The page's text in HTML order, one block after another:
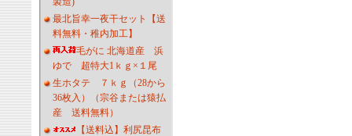
最北旨幸一夜干セット【送
料無料・稚内加工】
毛がに 北海道産 浜
ゆで 超特大1ｋｇ×１尾
生ホタテ ７ｋｇ（28から
36枚入）（宗谷または猿払
産 送料無料）
【送料込】利尻昆布